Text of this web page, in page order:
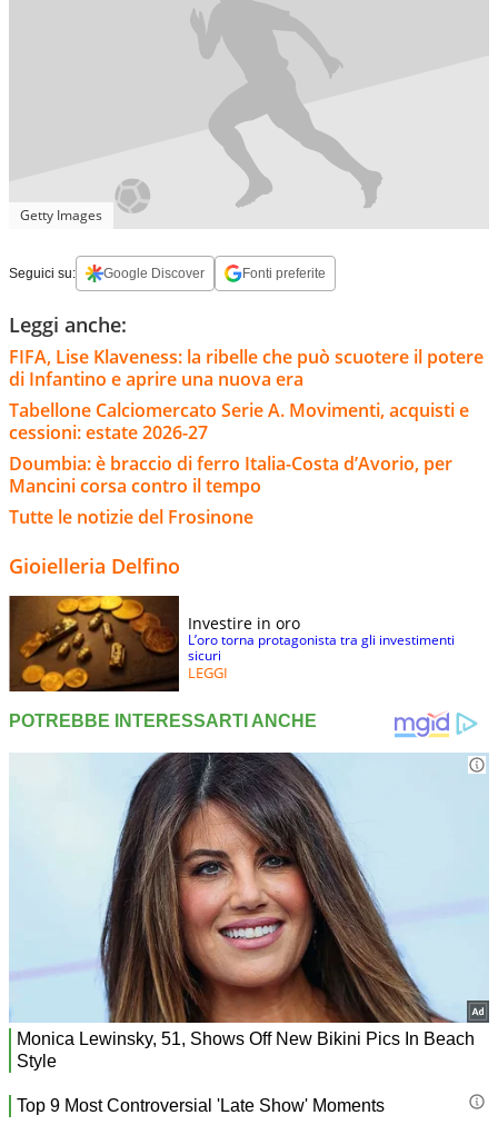
Getty Images
Seguici su: Google Discover Fonti preferite
Leggi anche:
FIFA, Lise Klaveness: la ribelle che può scuotere il potere
di Infantino e aprire una nuova era
Tabellone Calciomercato Serie A. Movimenti, acquisti e
cessioni: estate 2026-27
Doumbia: è braccio di ferro Italia-Costa d’Avorio, per
Mancini corsa contro il tempo
Tutte le notizie del Frosinone
Gioielleria Delfino
Investire in oro
L’oro torna protagonista tra gli investimenti
sicuri
LEGGI